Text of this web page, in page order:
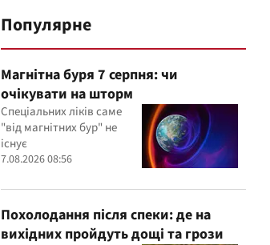
Популярне
Магнітна буря 7 серпня: чи
очікувати на шторм
Спеціальних ліків саме
"від магнітних бур" не
існує
7.08.2026 08:56
Похолодання після спеки: де на
вихідних пройдуть дощі та грози